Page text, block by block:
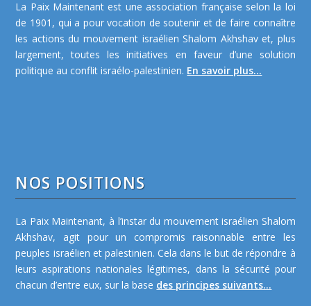
La Paix Maintenant est une association française selon la loi
de 1901, qui a pour vocation de soutenir et de faire connaître
les actions du mouvement israélien Shalom Akhshav et, plus
largement, toutes les initiatives en faveur d’une solution
politique au conflit israélo-palestinien. En savoir plus...
NOS POSITIONS
La Paix Maintenant, à l’instar du mouvement israélien Shalom
Akhshav, agit pour un compromis raisonnable entre les
peuples israélien et palestinien. Cela dans le but de répondre à
leurs aspirations nationales légitimes, dans la sécurité pour
chacun d’entre eux, sur la base des principes suivants...